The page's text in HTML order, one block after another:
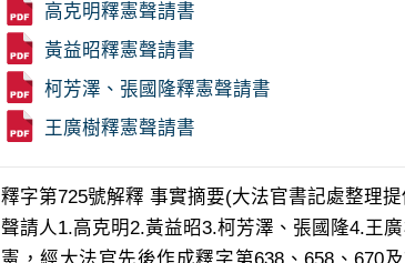
高克明釋憲聲請書
黃益昭釋憲聲請書
柯芳澤、張國隆釋憲聲請書
王廣樹釋憲聲請書
釋字第725號解釋 事實摘要(大法官書記處整理
聲請人1.高克明2.黃益昭3.柯芳澤、張國隆4.王